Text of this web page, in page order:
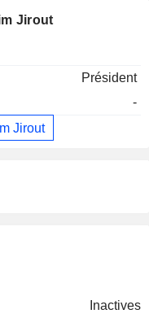
Jirout
Président
-
Jirout
Inactives